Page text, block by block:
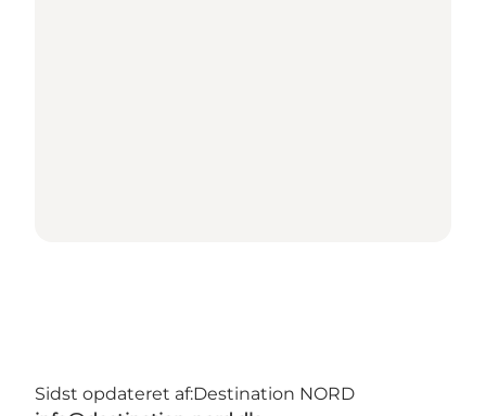
Sidst opdateret af:Destination NORD